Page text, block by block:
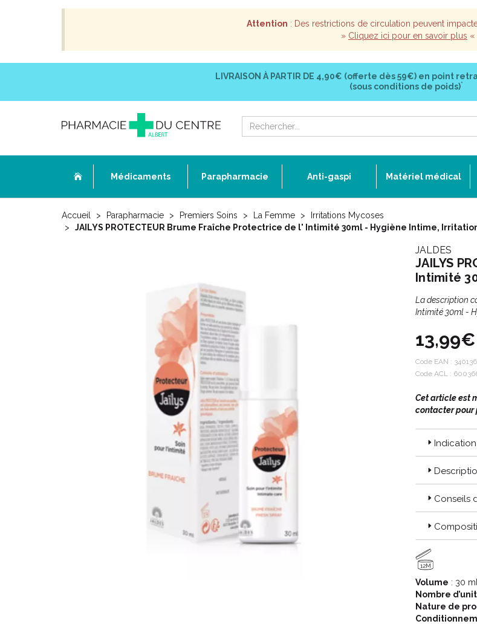
Attention : Des restrictions de circulation peuvent
» Cliquez ici pour en savoir plus «
LIVRAISON À PARTIR DE 4,90€ (offerte dès 59€) en point
(sous conditions de poids)*
Médicaments Parapharmacie Anti-gaspi Matériel médical
Accueil Parapharmacie Premiers Soins La Femme
Irritations Mycoses
JAILYS PROTECTEUR Brume Fraîche Protectrice de l' Intimité 30ml - Hygiène Intime,
JALDES
JAILYS
Intimité
La description
Intimité 30ml -
13,99€
Code EAN :
Code ACL :
Cet article est
contacter pour
Indication
Conseils
12M
Volume : 30 ml
Nombre
Nature de